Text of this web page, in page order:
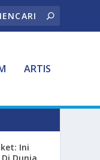
ARTIS
Ini